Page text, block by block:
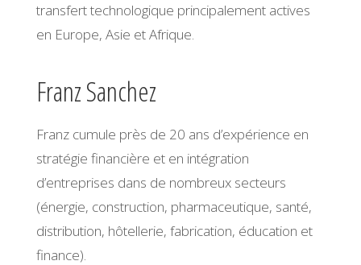
transfert technologique principalement actives
en Europe, Asie et Afrique.
Franz Sanchez
Franz cumule près de 20 ans d’expérience en
stratégie financière et en intégration
d’entreprises dans de nombreux secteurs
(énergie, construction, pharmaceutique, santé,
distribution, hôtellerie, fabrication, éducation et
finance).